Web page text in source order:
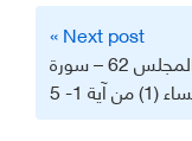
Next post »
المجلس 62 – سورة
من آية 1- 5